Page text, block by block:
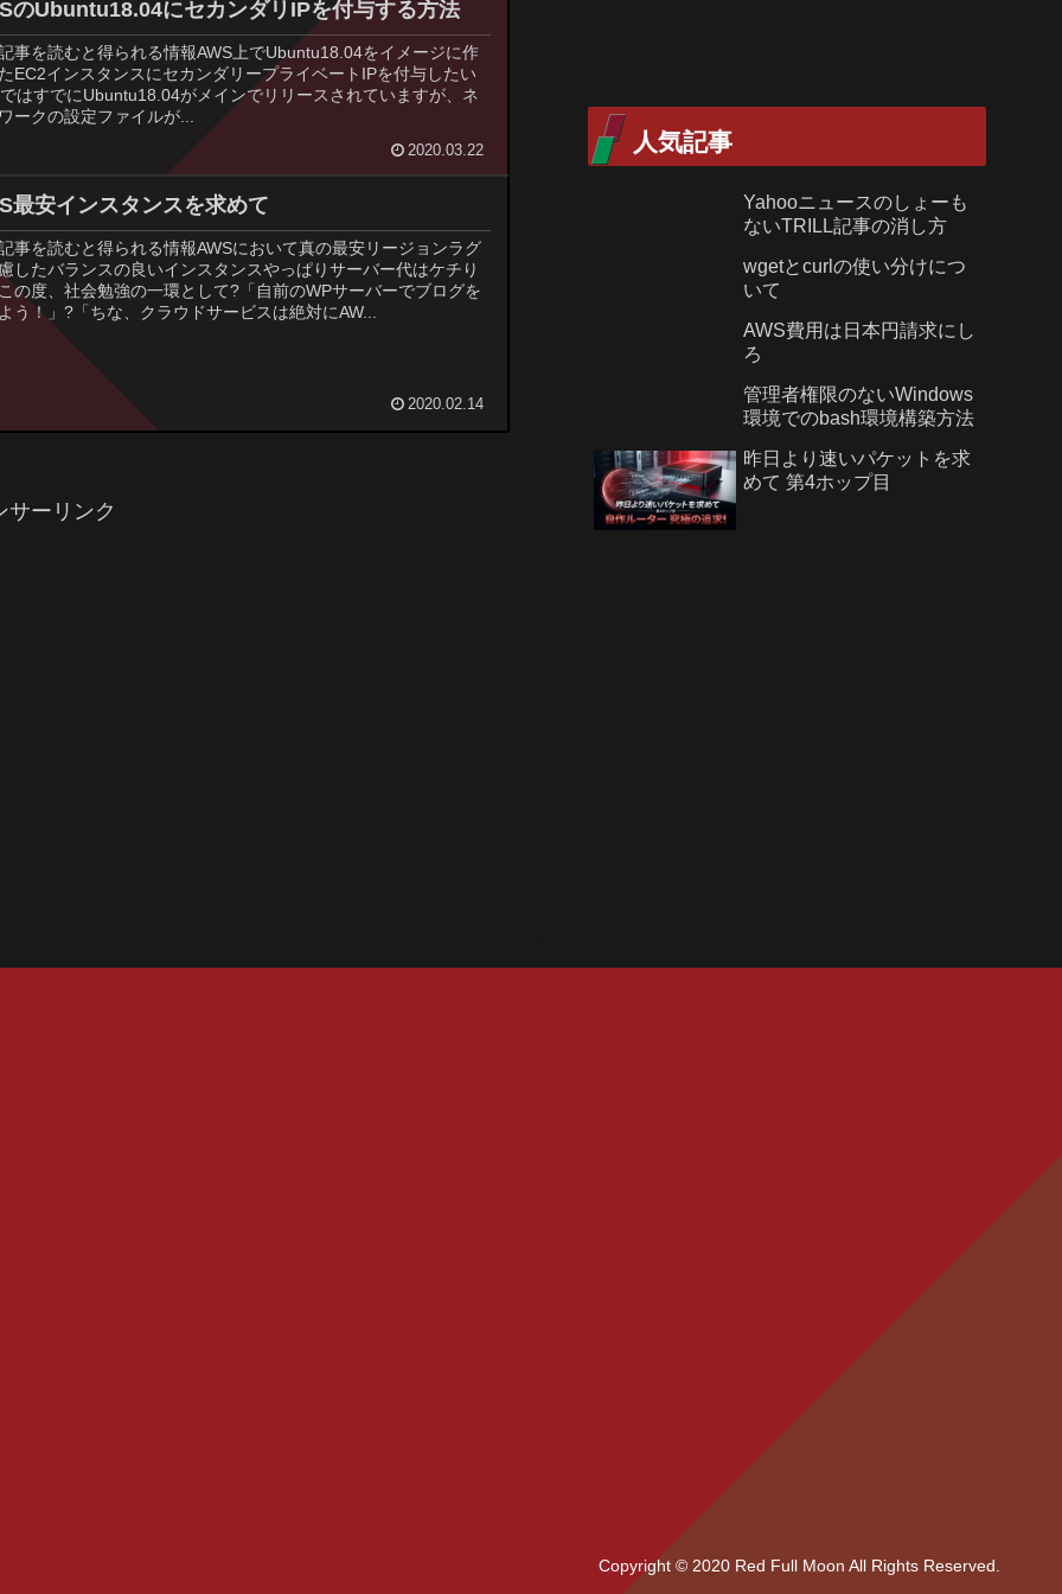
のUbuntu18.04にセカンダリIPを付与する方法
事を読むと得られる情報AWS上でUbuntu18.04をイメージに作
EC2インスタンスにセカンダリープライベートIPを付与したい
はすでにUbuntu18.04がメインでリリースされていますが、ネ
ークの設定ファイルが...
2020.03.22
最安インスタンスを求めて
事を読むと得られる情報AWSにおいて真の最安リージョンラグ
したバランスの良いインスタンスやっぱりサーバー代はケチり
の度、社会勉強の一環として?「自前のWPサーバーでブログを
う！」?「ちな、クラウドサービスは絶対にAW...
2020.02.14
サーリンク
人気記事
Yahooニュースのしょーも
ないTRILL記事の消し方
wgetとcurlの使い分けにつ
いて
AWS費用は日本円請求にし
ろ
管理者権限のないWindows
環境でのbash環境構築方法
昨日より速いパケットを求
めて 第4ホップ目
Copyright © 2020 Red Full Moon All Rights Reserved.